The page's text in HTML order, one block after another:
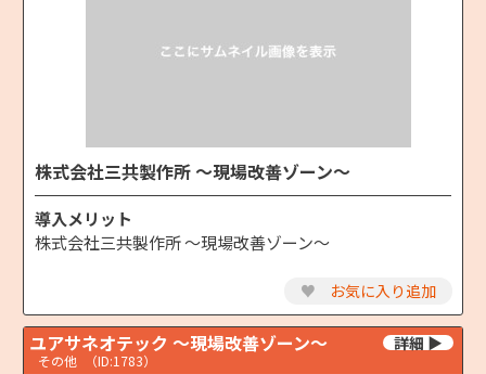
株式会社三共製作所 ～現場改善ゾーン～
導入メリット
株式会社三共製作所 ～現場改善ゾーン～
♥ お気に入り追加
ユアサネオテック ～現場改善ゾーン～
その他 （ID:1783）